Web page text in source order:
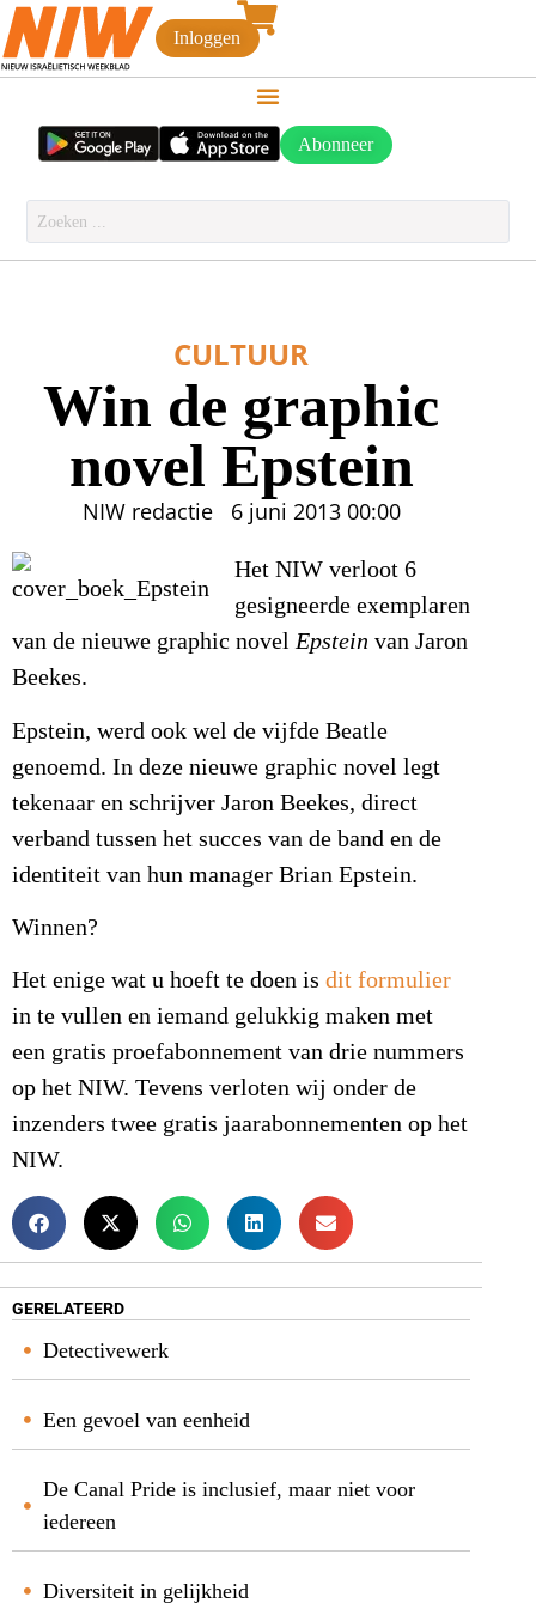
Inloggen
Abonneer
CULTUUR
Win de graphic
novel Epstein
NIW redactie 6 juni 2013 00:00
Het NIW verloot 6
gesigneerde exemplaren
van de nieuwe graphic novelEpstein van Jaron
Beekes.
Epstein, werd ook wel de vijfde Beatle
genoemd. In deze nieuwe graphic novel legt
tekenaar en schrijver Jaron Beekes, direct
verband tussen het succes van de band en de
identiteit van hun manager Brian Epstein.
Winnen?
Het enige wat u hoeft te doen is dit formulier
in te vullen en iemand gelukkig maken met
een gratis proefabonnement van drie nummers
op het NIW. Tevens verloten wij onder de
inzenders twee gratis jaarabonnementen op het
NIW.
GERELATEERD
Detectivewerk
Een gevoel van eenheid
De Canal Pride is inclusief, maar niet voor
iedereen
Diversiteit in gelijkheid